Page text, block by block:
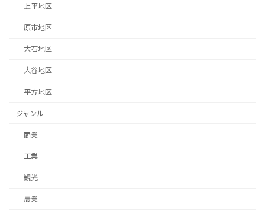
上平地区
原市地区
大石地区
大谷地区
平方地区
ジャンル
商業
工業
観光
農業